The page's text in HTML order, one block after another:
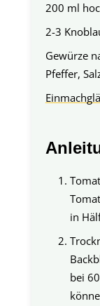
200 ml
2-3
Gewürze
Pfeffer,
in
bei